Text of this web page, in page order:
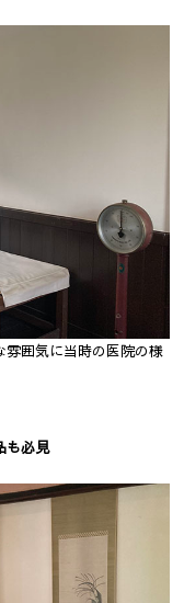
囲気に当時の医院の様
も必見